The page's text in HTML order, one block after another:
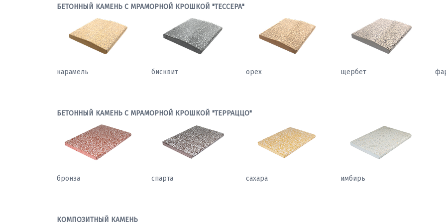
БЕТОННЫЙ КАМЕНЬ С МРАМОРНОЙ КРОШКОЙ "ТЕССЕРА"
карамель бисквит орех щербет
БЕТОННЫЙ КАМЕНЬ С МРАМОРНОЙ КРОШКОЙ "ТЕРРАЦЦО"
бронза спарта сахара имбирь
КОМПОЗИТНЫЙ КАМЕНЬ